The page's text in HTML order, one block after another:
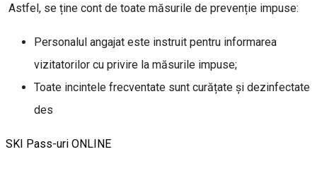
Astfel, se ține cont de toate măsurile de prevenție impuse:
Personalul angajat este instruit pentru informarea
vizitatorilor cu privire la măsurile impuse;
Toate incintele frecventate sunt curățate și dezinfectate
des
SKI Pass-uri ONLINE